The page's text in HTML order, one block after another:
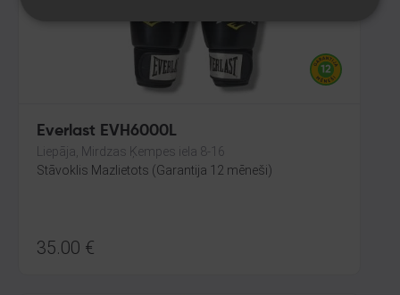
Everlast EVH6000L
Liepāja, Mirdzas Ķempes iela 8-16
Stāvoklis Mazlietots (Garantija 12 mēneši)
35.00 €